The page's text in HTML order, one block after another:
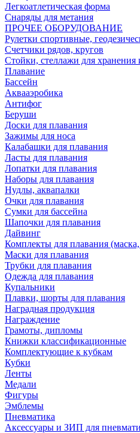
Легкоатлетическая форма
Снаряды для метания
ПРОЧЕЕ ОБОРУДОВАНИЕ
Рулетки спортивные,
Счетчики рядов, кругов
Стойки, стеллажи для хранения
Плавание
Бассейн
Аквааэробика
Антифог
Беруши
Доски для плавания
Зажимы для носа
Калабашки для плавания
Ласты для плавания
Лопатки для плавания
Наборы для плавания
Нудлы, аквапалки
Очки для плавания
Сумки для бассейна
Шапочки для плавания
Дайвинг
Комплекты для плавания
Маски для плавания
Трубки для плавания
Одежда для плавания
Купальники
Плавки, шорты для плавания
Наградная продукция
Награждение
Грамоты, дипломы
Книжки классификационные
Комплектующие к кубкам
Кубки
Ленты
Медали
Фигуры
Эмблемы
Пневматика
Аксессуары и ЗИП для